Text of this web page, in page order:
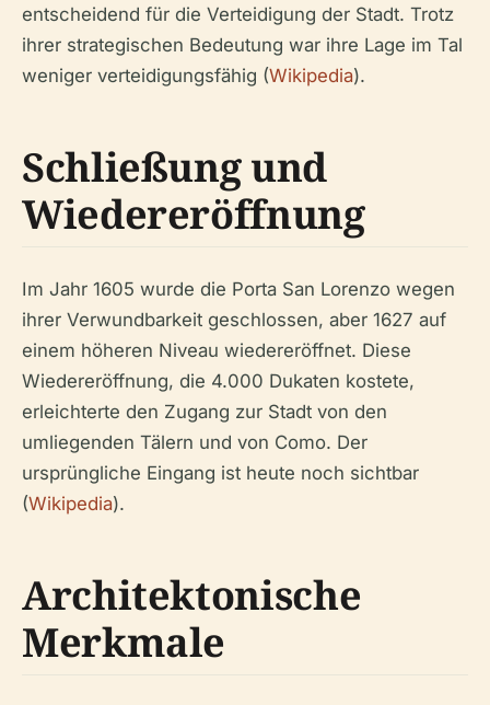
entscheidend für die Verteidigung der Stadt. Trotz
ihrer strategischen Bedeutung war ihre Lage im Tal
weniger verteidigungsfähig (Wikipedia).
Schließung und
Wiedereröffnung
Im Jahr 1605 wurde die Porta San Lorenzo wegen
ihrer Verwundbarkeit geschlossen, aber 1627 auf
einem höheren Niveau wiedereröffnet. Diese
Wiedereröffnung, die 4.000 Dukaten kostete,
erleichterte den Zugang zur Stadt von den
umliegenden Tälern und von Como. Der
ursprüngliche Eingang ist heute noch sichtbar
(Wikipedia).
Architektonische
Merkmale